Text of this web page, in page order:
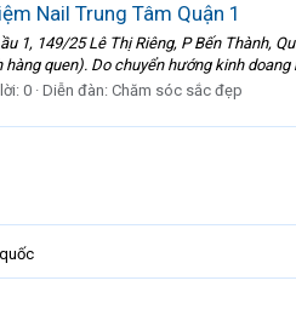
Nail Trung Tâm Quận 1
1, 149/25 Lê Thị Riêng, P Bến Thành,
quen). Do chuyển hướng kinh doang
0 Diễn đàn: Chăm sóc sắc đẹp